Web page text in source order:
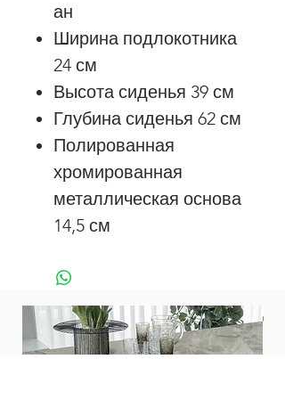
ан
Ширина подлокотника
24 см
Высота сиденья 39 см
Глубина сиденья 62 см
Полированная
хромированная
металлическая основа
14,5 см